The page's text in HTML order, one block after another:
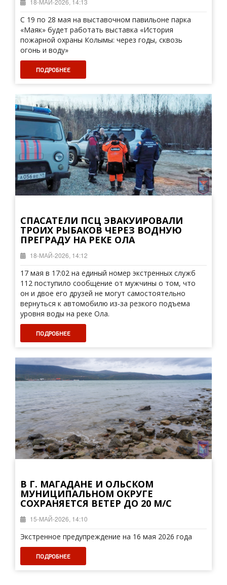
18-МАЙ-2026, 14:13
С 19 по 28 мая на выставочном павильоне парка
«Маяк» будет работать выставка «История
пожарной охраны Колымы: через годы, сквозь
огонь и воду»
ПОДРОБНЕЕ
СПАСАТЕЛИ ПСЦ ЭВАКУИРОВАЛИ
ТРОИХ РЫБАКОВ ЧЕРЕЗ ВОДНУЮ
ПРЕГРАДУ НА РЕКЕ ОЛА
18-МАЙ-2026, 14:12
17 мая в 17:02 на единый номер экстренных служб
112 поступило сообщение от мужчины о том, что
он и двое его друзей не могут самостоятельно
вернуться к автомобилю из-за резкого подъема
уровня воды на реке Ола.
ПОДРОБНЕЕ
В Г. МАГАДАНЕ И ОЛЬСКОМ
МУНИЦИПАЛЬНОМ ОКРУГЕ
СОХРАНЯЕТСЯ ВЕТЕР ДО 20 М/С
15-МАЙ-2026, 14:10
Экстренное предупреждение на 16 мая 2026 года
ПОДРОБНЕЕ